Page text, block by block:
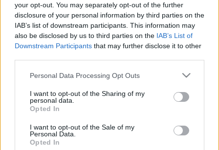
your opt-out. You may separately opt-out of the further
disclosure of your personal information by third parties on the
IAB’s list of downstream participants. This information may
also be disclosed by us to third parties on the IAB’s List of
Downstream Participants that may further disclose it to other
Please note that this website/app uses one or more Google
not limited to your visit or usage behaviour. You may click to
grant or deny consent to Google and its third-party tags to
use your data for below specified purposes in below Google
consent section.
Personal Data Processing Opt Outs
I want to opt-out of the Sharing of my
personal data.
Opted In
I want to opt-out of the Sale of my
Personal Data.
Opted In
Vieuxtemps-ről kapta, aki a XIX. században több
szólódarabot is írt és ezen a hangszeren adott elő; azóta
játszott rajta Yehudi Menuhin, Itzhak Perlman és Pinchas
Zukerman. Peter Quint, aki többször lépett fel szólistaként a
Chicagói Szimfonikus Zenekarral, így nyilatkozott a Guarnieri
Vieuxtemps-ről: "Ennek a hegedűnek hihetetlen ereje van a
lehet előcsalogatni belőle, rendkívül széles érzelmi skálát
lehet általa kifejezni."
Stradivari-tulajdonos